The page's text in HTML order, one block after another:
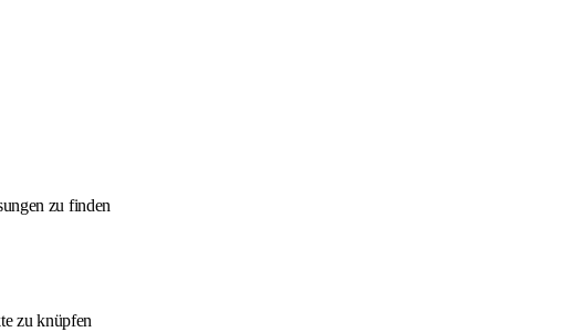
zu finden
zu knüpfen